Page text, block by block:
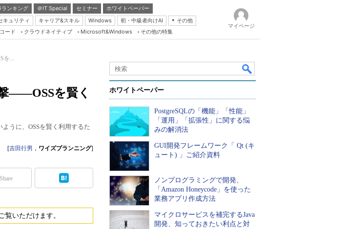
ランキング ＠IT Special セミナー
ホワイトペーパー
キュリティ キャリア&スキル Windows 初・中級者向けAI
その他
Server & Storage
Java Agile
Database Expert
Linux ＆ OSS
Master of IP Network
Security & Trust
ブログ
ード クラウドネイティブ Microsoft&Windows その他の特集
マイページ
を...
――OSSを賢く
うに、OSSを賢く利用するた
[吉田行男 ， ワイズプランニング]
Share
覧いただけます。
ホワイトペーパー
PostgreSQLの「機能」「性能」
「運用」「拡張性」に関する悩
みの解消法
GUI開発フレームワーク「 Qt (キ
ュート) 」ご紹介資料
ノンプログラミングで開発、
「Amazon Honeycode」を使った
業務アプリ作成方法
マイクロサービスを補完するJava
開発、知っておきたい利点と対